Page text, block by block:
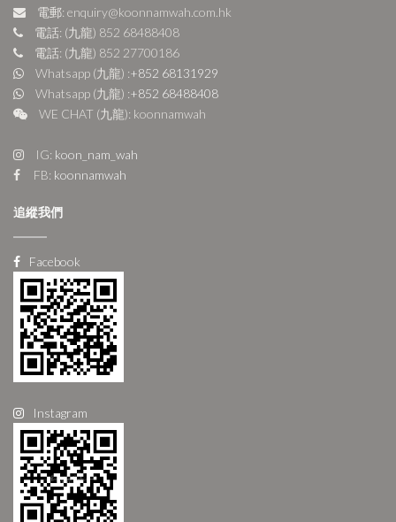
電郵: enquiry@koonnamwah.com.hk
電話: (九龍) 852 68488408
電話: (九龍) 852 27700186
Whatsapp (九龍) :+852 68131929
Whatsapp (九龍) :+852 68488408
WE CHAT (九龍): koonnamwah
IG: koon_nam_wah
FB: koonnamwah
追縱我們
Facebook
Instagram